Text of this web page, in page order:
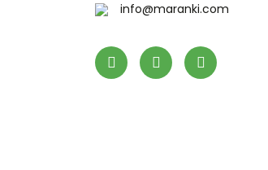
info@maranki.com